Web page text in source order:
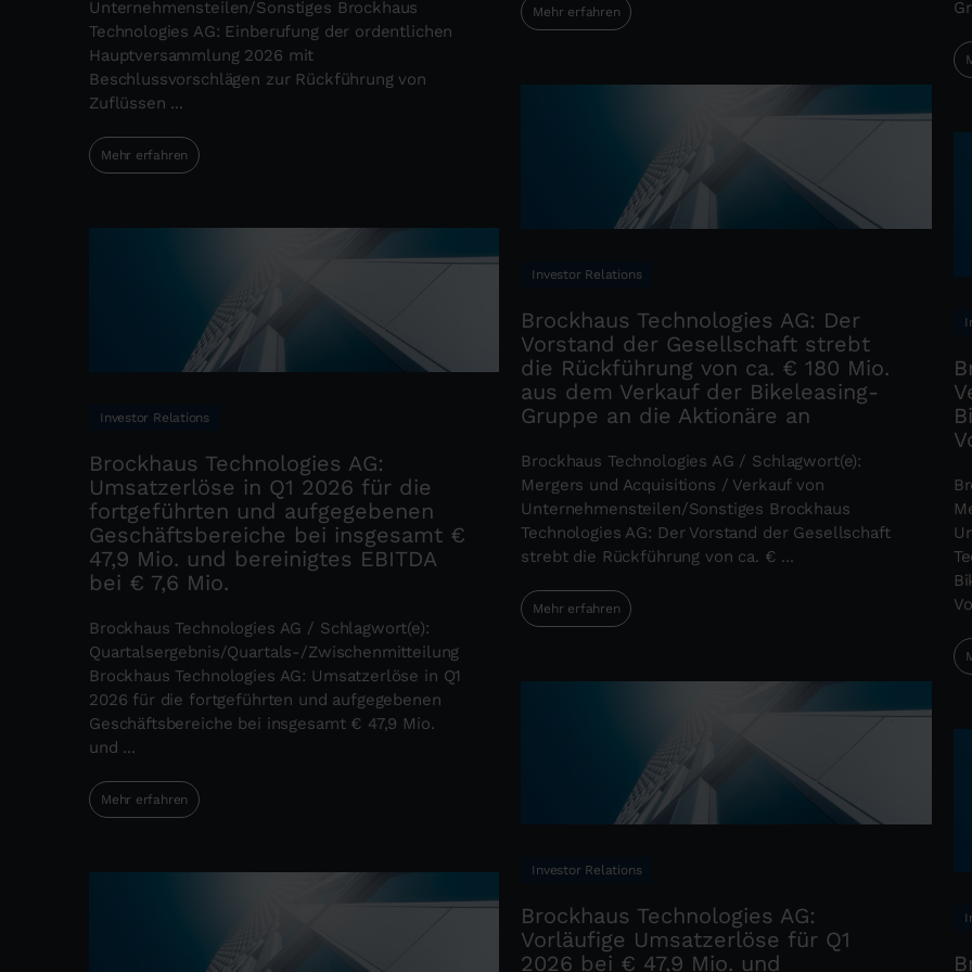
Unternehmensteilen/Sonstiges Brockhaus
Technologies AG: Einberufung der ordentlichen
Hauptversammlung 2026 mit
Beschlussvorschlägen zur Rückführung von
Zuflüssen ...
Mehr erfahren
Mehr erfahren
Investor Relations
Brockhaus Technologies AG: Der
Vorstand der Gesellschaft strebt
die Rückführung von ca. € 180 Mio.
aus dem Verkauf der Bikeleasing-
Gruppe an die Aktionäre an
Brockhaus Technologies AG / Schlagwort(e):
Mergers und Acquisitions / Verkauf von
Unternehmensteilen/Sonstiges Brockhaus
Technologies AG: Der Vorstand der Gesellschaft
strebt die Rückführung von ca. € ...
Mehr erfahren
Investor Relations
Brockhaus Technologies AG:
Umsatzerlöse in Q1 2026 für die
fortgeführten und aufgegebenen
Geschäftsbereiche bei insgesamt €
47,9 Mio. und bereinigtes EBITDA
bei € 7,6 Mio.
Brockhaus Technologies AG / Schlagwort(e):
Quartalsergebnis/Quartals-/Zwischenmitteilung
Brockhaus Technologies AG: Umsatzerlöse in Q1
2026 für die fortgeführten und aufgegebenen
Geschäftsbereiche bei insgesamt € 47,9 Mio.
und ...
Mehr erfahren
Investor Relations
Brockhaus Technologies AG:
Vorläufige Umsatzerlöse für Q1
2026 bei € 47,9 Mio. und